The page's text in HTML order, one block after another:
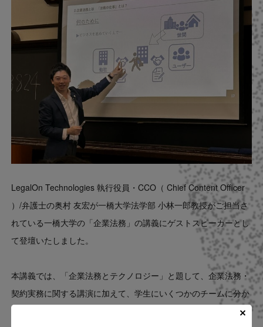
Contact
US website
LegalOn Technologies 執行役員・CCO（ Chief Content Officer
）/弁護士の奥村 友宏が一橋大学法学部 小林一郎教授がご担当さ
れている一橋大学の「企業法務」の講義にゲストスピーカーとし
て登壇いたしました。
本講義では、「企業法務とテクノロジー」と題して、企業法務・
契約実務に関する講演に加えて、学生にいくつかのチームに分か
れてもらい、契約修正のワークショップを行いました。ワークシ